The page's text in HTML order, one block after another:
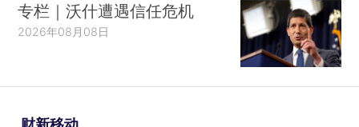
专栏｜沃什遭遇信任危机
2026年08月08日